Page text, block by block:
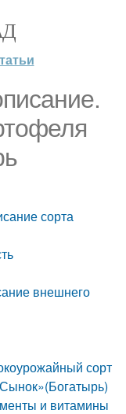
сорта
внешнего
сорт
и витамины